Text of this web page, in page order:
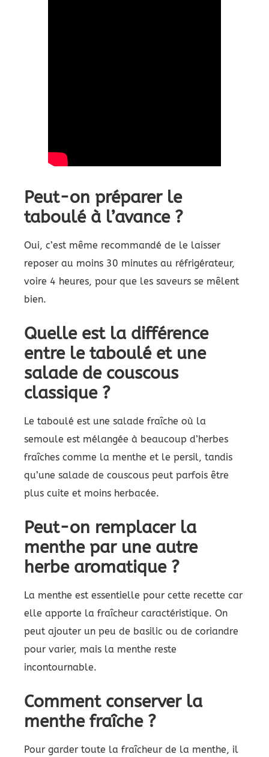
Peut-on préparer le
taboulé à l’avance ?
Oui, c’est même recommandé de le laisser
reposer au moins 30 minutes au réfrigérateur,
voire 4 heures, pour que les saveurs se mêlent
bien.
Quelle est la différence
entre le taboulé et une
salade de couscous
classique ?
Le taboulé est une salade fraîche où la
semoule est mélangée à beaucoup d’herbes
fraîches comme la menthe et le persil, tandis
qu’une salade de couscous peut parfois être
plus cuite et moins herbacée.
Peut-on remplacer la
menthe par une autre
herbe aromatique ?
La menthe est essentielle pour cette recette car
elle apporte la fraîcheur caractéristique. On
peut ajouter un peu de basilic ou de coriandre
pour varier, mais la menthe reste
incontournable.
Comment conserver la
menthe fraîche ?
Pour garder toute la fraîcheur de la menthe, il